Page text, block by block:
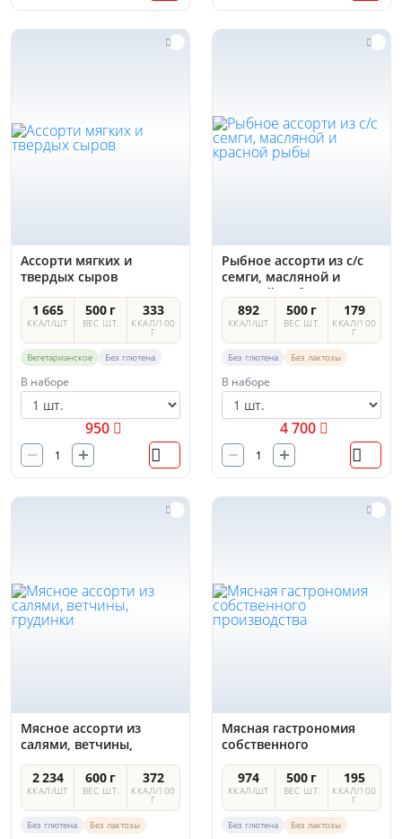
Ассорти мягких и
твердых сыров
1 665
ККАЛ/ШТ
500 г
ВЕС ШТ.
333
ККАЛ/100
Г
Вегетарианское Без глютена
В наборе
950
Рыбное ассорти из с/с
семги, масляной и
красной рыбы
892
ККАЛ/ШТ
500 г
ВЕС ШТ.
179
ККАЛ/100
Г
Без глютена Без лактозы
В наборе
4 700
Мясное ассорти из
салями, ветчины,
грудинки
2 234
ККАЛ/ШТ
600 г
ВЕС ШТ.
372
ККАЛ/100
Г
Без глютена Без лактозы
Мясная гастрономия
собственного
производства
974
ККАЛ/ШТ
500 г
ВЕС ШТ.
195
ККАЛ/100
Г
Без глютена Без лактозы